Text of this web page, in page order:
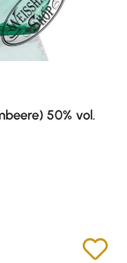
Sternen
50% vol.